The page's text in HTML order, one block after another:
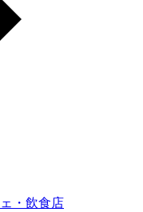
・飲食店